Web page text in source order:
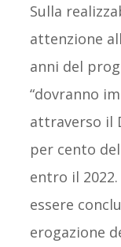
Sulla
attenzione
anni del
“dovranno
attraverso il
per cento
entro il
essere
erogazione